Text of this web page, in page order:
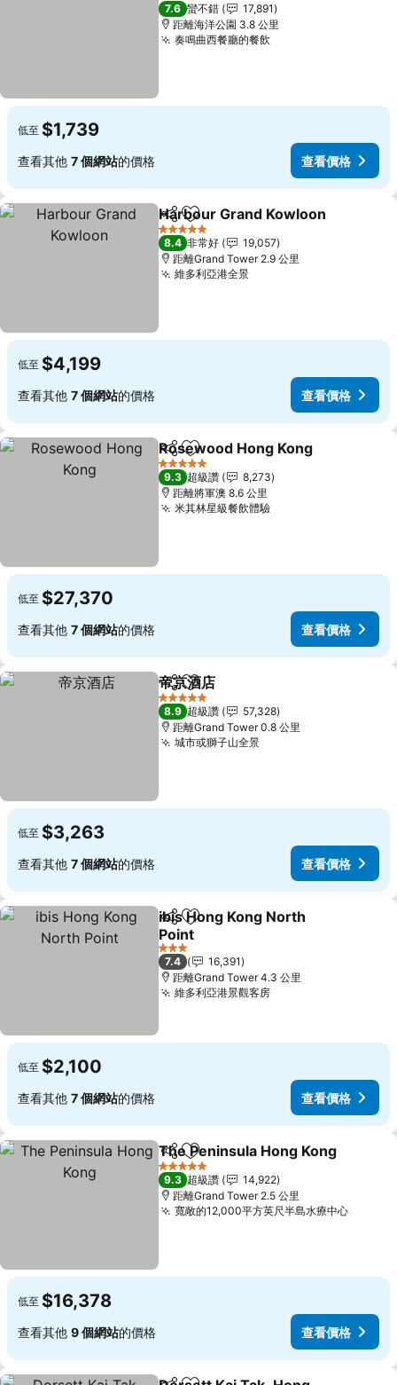
7.6 蠻不錯
17,891
距離海洋公園 3.8 公里
奏鳴曲西餐廳的餐飲
低至 $1,739
查看其他 7 個網站的價格 查看價格
分享 加入我的最愛
Harbour Grand Kowloon
5 星級
8.4 非常好
19,057
距離Grand Tower 2.9 公里
維多利亞港全景
低至 $4,199
查看其他 7 個網站的價格 查看價格
分享 加入我的最愛
Rosewood Hong Kong
5 星級
9.3 超級讚
8,273
距離將軍澳 8.6 公里
米其林星級餐飲體驗
低至 $27,370
查看其他 7 個網站的價格 查看價格
分享 加入我的最愛
帝京酒店
5 星級
8.9 超級讚
57,328
距離Grand Tower 0.8 公里
城市或獅子山全景
低至 $3,263
查看其他 7 個網站的價格 查看價格
分享 加入我的最愛
ibis Hong Kong North
Point
3 星級
7.4
16,391
距離Grand Tower 4.3 公里
維多利亞港景觀客房
低至 $2,100
查看其他 7 個網站的價格 查看價格
分享 加入我的最愛
The Peninsula Hong Kong
5 星級
9.3 超級讚
14,922
距離Grand Tower 2.5 公里
寬敞的12,000平方英尺半島水療中心
低至 $16,378
查看其他 9 個網站的價格 查看價格